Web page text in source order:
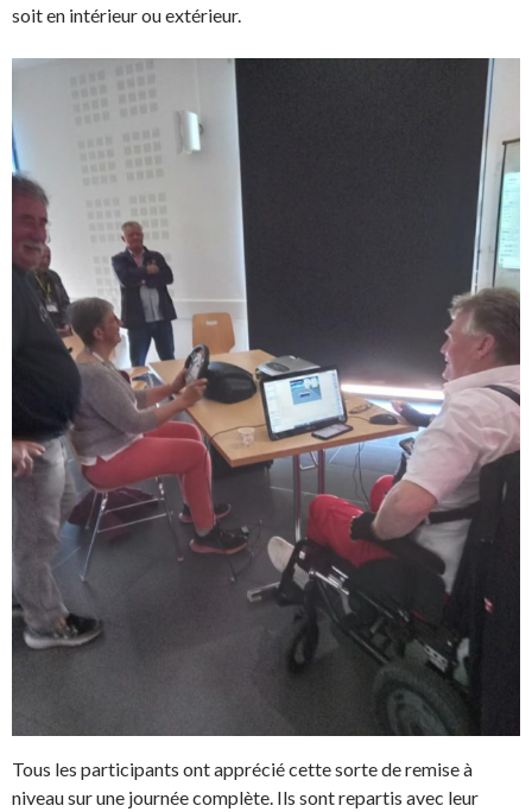
soit en intérieur ou extérieur.
Tous les participants ont apprécié cette sorte de remise à
niveau sur une journée complète. Ils sont repartis avec leur